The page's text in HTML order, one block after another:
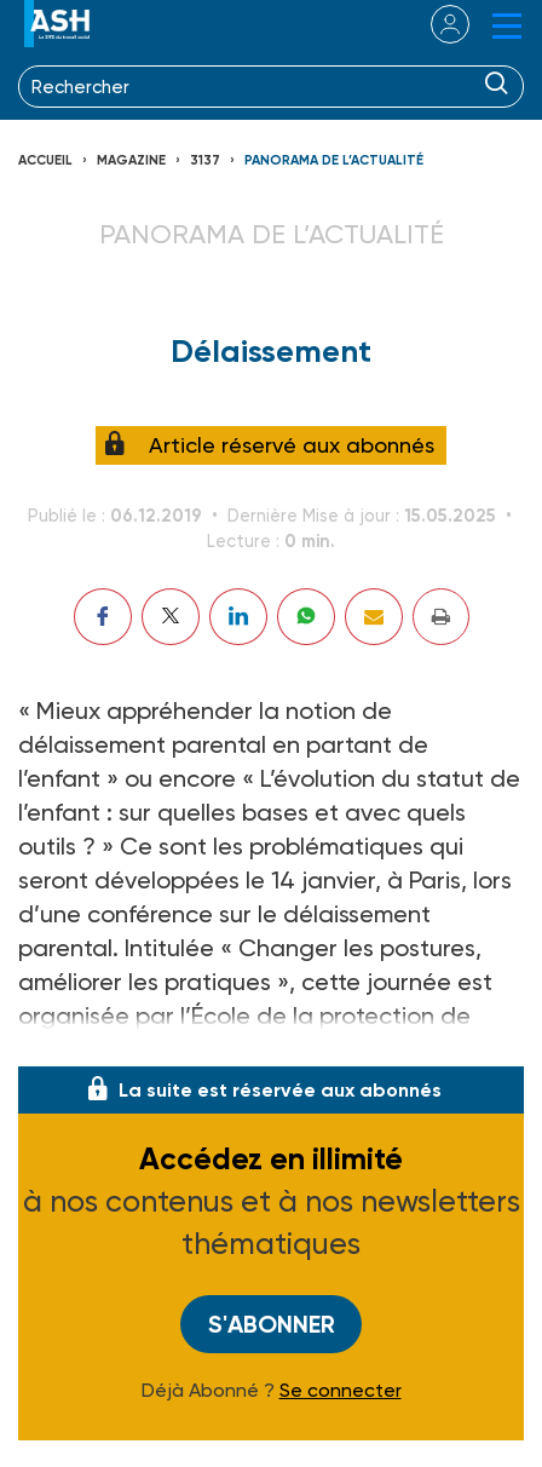
ACCUEIL MAGAZINE 3137 PANORAMA DE L’ACTUALITÉ
PANORAMA DE L’ACTUALITÉ
Délaissement
Article réservé aux abonnés
Publié le : 06.12.2019 Dernière Mise à jour : 15.05.2025
Lecture : 0 min.
« Mieux appréhender la notion de
délaissement parental en partant de
l’enfant » ou encore « L’évolution du statut de
l’enfant : sur quelles bases et avec quels
outils ? » Ce sont les problématiques qui
seront développées le 14 janvier, à Paris, lors
d’une conférence sur le délaissement
parental. Intitulée « Changer les postures,
améliorer les pratiques », cette journée est
organisée par l’École de la protection de
La suite est réservée aux abonnés
Accédez en illimité
à nos contenus et à nos newsletters
thématiques
S'ABONNER
Déjà Abonné ? Se connecter